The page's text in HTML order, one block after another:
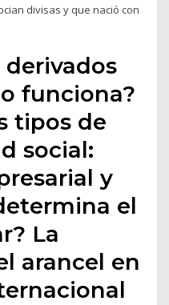
divisas y que nació con
funciona?
tipos de
social:
y
el
La
arancel en